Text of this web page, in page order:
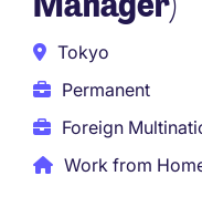
Tokyo
Permanent
Foreign
Work from